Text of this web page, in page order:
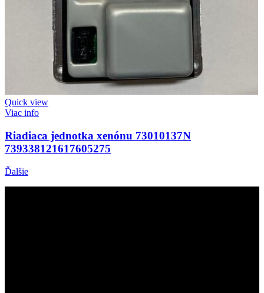
Quick view
Viac info
Riadiaca jednotka xenónu 73010137N
739338121617605275
Ďalšie